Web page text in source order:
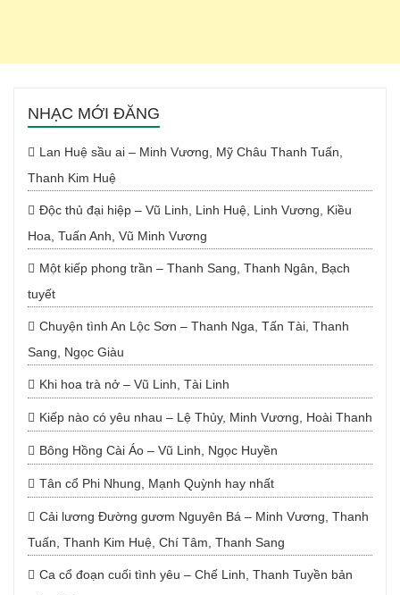
NHẠC MỚI ĐĂNG
Lan Huệ sầu ai – Minh Vương, Mỹ Châu Thanh Tuấn,
Thanh Kim Huệ
Độc thủ đại hiệp – Vũ Linh, Linh Huệ, Linh Vương, Kiều
Hoa, Tuấn Anh, Vũ Minh Vương
Một kiếp phong trần – Thanh Sang, Thanh Ngân, Bạch
tuyết
Chuyện tình An Lộc Sơn – Thanh Nga, Tấn Tài, Thanh
Sang, Ngọc Giàu
Khi hoa trà nở – Vũ Linh, Tài Linh
Kiếp nào có yêu nhau – Lệ Thủy, Minh Vương, Hoài Thanh
Bông Hồng Cài Áo – Vũ Linh, Ngọc Huyền
Tân cổ Phi Nhung, Mạnh Quỳnh hay nhất
Cải lương Đường gươm Nguyên Bá – Minh Vương, Thanh
Tuấn, Thanh Kim Huệ, Chí Tâm, Thanh Sang
Ca cổ đoạn cuối tình yêu – Chế Linh, Thanh Tuyền bản